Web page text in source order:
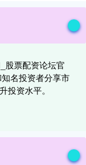
股票配资论坛官
名投资者分享市
投资水平。